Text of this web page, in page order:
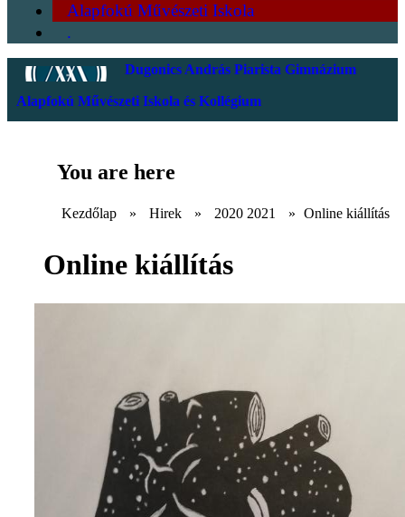
Alapfokú Művészeti Iskola
.
Dugonics András Piarista Gimnázium
Alapfokú Művészeti Iskola és Kollégium
You are here
Kezdőlap » Hirek » 2020 2021 » Online kiállítás
Online kiállítás